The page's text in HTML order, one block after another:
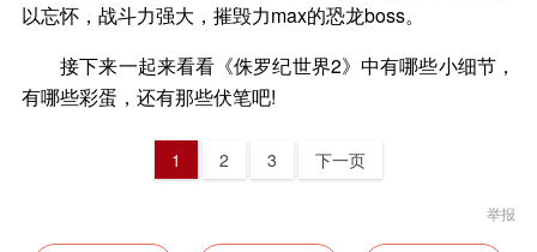
以忘怀，战斗力强大，摧毁力max的恐龙boss。
接下来一起来看看《侏罗纪世界2》中有哪些小细节，
有哪些彩蛋，还有那些伏笔吧!
1 2 3 下一页
举报